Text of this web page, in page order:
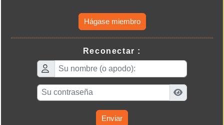
Hágase miembro
Reconectar :
Enviar